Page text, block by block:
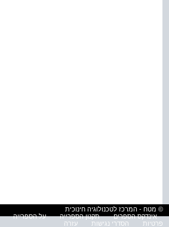
© מטח - המרכז לטכנולוגיה חינוכית
אינדקס הספרים
תקנון הספרייה על הספרייה
פרטיות
הסדרי נגישות עזרה